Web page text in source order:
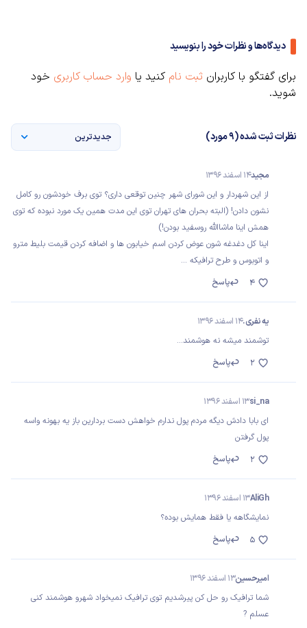
دیدگاه‌ها و نظرات خود را بنویسید
برای گفتگو با کاربران ثبت نام کنید یا وارد حساب کاربری خود
شوید.
نظرات ثبت شده (9 مورد) جدیدترین
مجید14 اسفند 1396
از این شهردار و این شورای شهر چنین توقعی داری؟ توی برف خودشون رو کامل
نشون دادن! (البته بحران های تهران توی این مدت همین یک مورد نبوده که توی
همش اینا ماشاالله روسفید بودن!)
اینا کل دغدغه شون عوض کردن اسم خیابون ها و اضافه کردن قیمت بلیط مترو
و اتوبوس و طرح ترافیکه ...
پاسخ
4
یه نفری.14 اسفند 1396
توشمند میشه نه هوشمند...
پاسخ
2
si_na13 اسفند 1396
ای بابا دادش دیگه مردم پول ندارم خواهش دست بردارین باز یه بهونه واسه
پول گرفتن
پاسخ
2
AliGh13 اسفند 1396
نمایشگاهه یا فقط همایش بوده؟
پاسخ
5
امیرحسین13 اسفند 1396
شما ترافیک رو حل کن پیرشدیم توی ترافیک نمیخواد شهرو هوشمند کنی
عسلم ?